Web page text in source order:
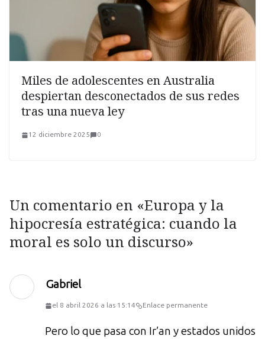
Miles de adolescentes en Australia
despiertan desconectados de sus redes
tras una nueva ley
12 diciembre 2025 0
Un comentario en «Europa y la
hipocresía estratégica: cuando la
moral es solo un discurso»
Gabriel
el 8 abril 2026 a las 15:14 Enlace permanente
Pero lo que pasa con Ir’an y estados unidos